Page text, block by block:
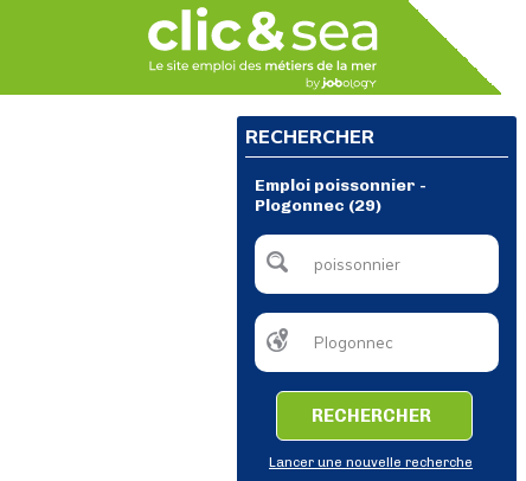
RECHERCHER
Emploi poissonnier -
Plogonnec (29)
RECHERCHER
Lancer une nouvelle recherche